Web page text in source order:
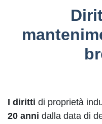
I diritti di proprietà
20 anni dalla data di